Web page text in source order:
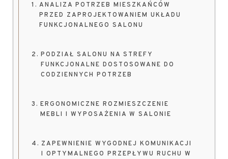
ANALIZA POTRZEB MIESZKAŃCÓW
PRZED ZAPROJEKTOWANIEM UKŁADU
FUNKCJONALNEGO SALONU
PODZIAŁ SALONU NA STREFY
FUNKCJONALNE DOSTOSOWANE DO
CODZIENNYCH POTRZEB
ERGONOMICZNE ROZMIESZCZENIE
MEBLI I WYPOSAŻENIA W SALONIE
ZAPEWNIENIE WYGODNEJ KOMUNIKACJI
I OPTYMALNEGO PRZEPŁYWU RUCHU W